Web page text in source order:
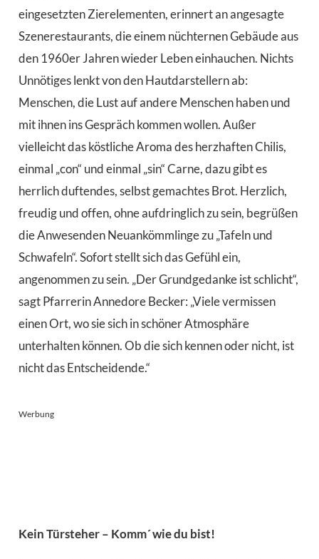
eingesetzten Zierelementen, erinnert an angesagte
Szenerestaurants, die einem nüchternen Gebäude aus
den 1960er Jahren wieder Leben einhauchen. Nichts
Unnötiges lenkt von den Hautdarstellern ab:
Menschen, die Lust auf andere Menschen haben und
mit ihnen ins Gespräch kommen wollen. Außer
vielleicht das köstliche Aroma des herzhaften Chilis,
einmal „con“ und einmal „sin“ Carne, dazu gibt es
herrlich duftendes, selbst gemachtes Brot. Herzlich,
freudig und offen, ohne aufdringlich zu sein, begrüßen
die Anwesenden Neuankömmlinge zu „Tafeln und
Schwafeln“. Sofort stellt sich das Gefühl ein,
angenommen zu sein. „Der Grundgedanke ist schlicht“,
sagt Pfarrerin Annedore Becker: „Viele vermissen
einen Ort, wo sie sich in schöner Atmosphäre
unterhalten können. Ob die sich kennen oder nicht, ist
nicht das Entscheidende.“
Werbung
Kein Türsteher – Komm´ wie du bist!